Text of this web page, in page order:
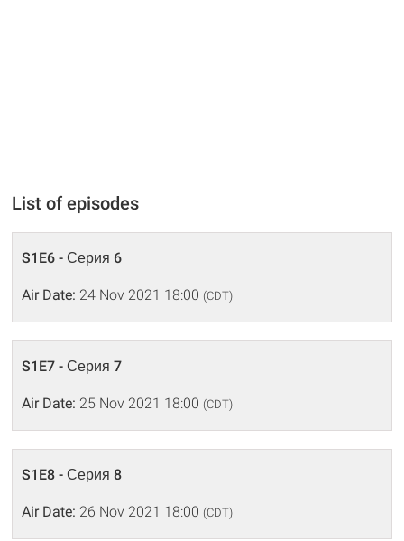
List of episodes
S1E6 - Серия 6
Air Date: 24 Nov 2021 18:00 (CDT)
S1E7 - Серия 7
Air Date: 25 Nov 2021 18:00 (CDT)
S1E8 - Серия 8
Air Date: 26 Nov 2021 18:00 (CDT)